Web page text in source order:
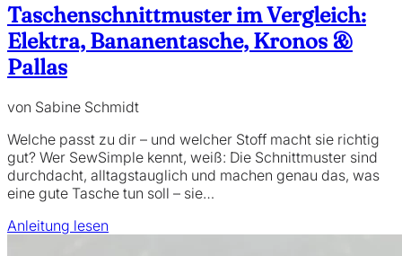
Taschenschnittmuster im Vergleich:
Elektra, Bananentasche, Kronos &
Pallas
von Sabine Schmidt
Welche passt zu dir – und welcher Stoff macht sie richtig
gut? Wer SewSimple kennt, weiß: Die Schnittmuster sind
durchdacht, alltagstauglich und machen genau das, was
eine gute Tasche tun soll – sie…
Anleitung lesen